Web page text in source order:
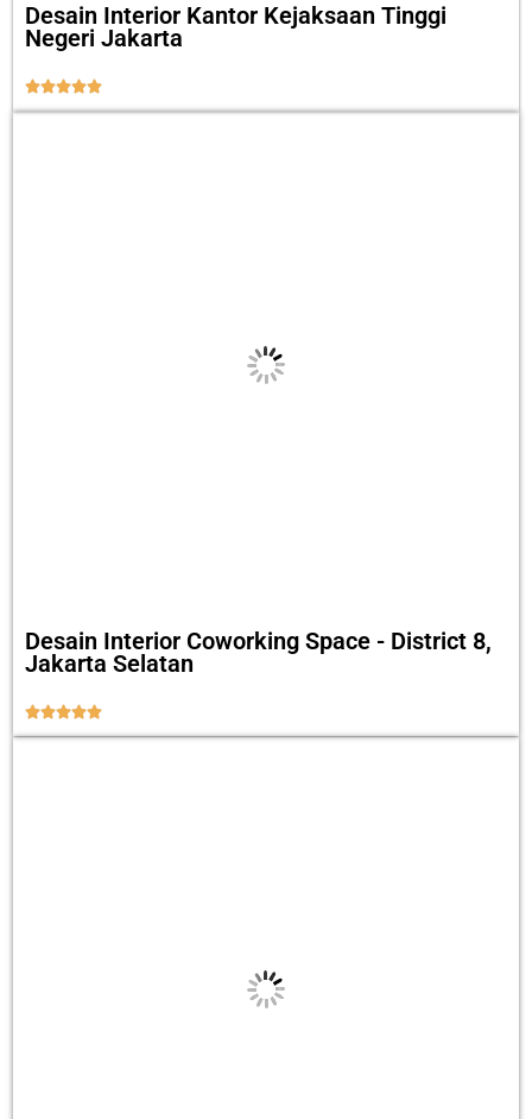
Desain Interior Kantor Kejaksaan Tinggi
Negeri Jakarta

Desain Interior Coworking Space - District 8,
Jakarta Selatan
